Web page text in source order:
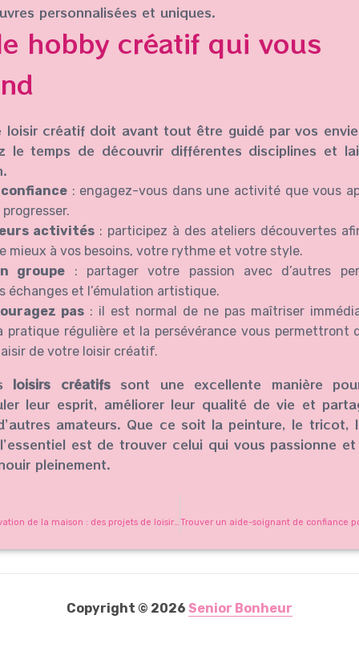
personnalisées et uniques.
hobby créatif qui vous
loisir créatif doit avant tout être guidé par vos
le temps de découvrir différentes disciplines et
: engagez-vous dans une activité que vous
activités : participez à des ateliers découvertes
mieux à vos besoins, votre rythme et votre style.
groupe : partager votre passion avec d’autres
échanges et l’émulation artistique.
pas: il est normal de ne pas maîtriser
pratique régulière et la persévérance vous permettront
de votre loisir créatif.
loisirs créatifssont une excellente manière
leur esprit, améliorer leur qualité de vie et
amateurs. Que ce soit la peinture, le
est de trouver celui qui vous passionne
pleinement.
Le bricolage et la rénovation de la maison : des projets de loisirs passionnants pour les seniors
Copyright © 2026 Senior Bonheur